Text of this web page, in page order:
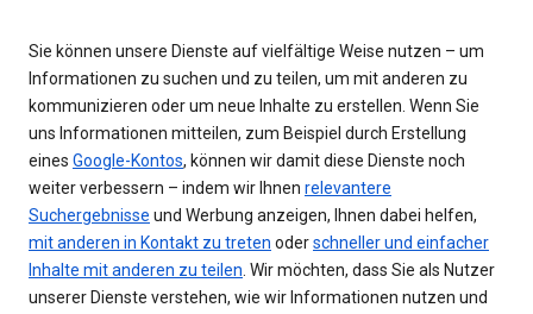
Sie können unsere Dienste auf vielfältige Weise nutzen – um
Informationen zu suchen und zu teilen, um mit anderen zu
kommunizieren oder um neue Inhalte zu erstellen. Wenn Sie
uns Informationen mitteilen, zum Beispiel durch Erstellung
eines Google-Kontos, können wir damit diese Dienste noch
weiter verbessern – indem wir Ihnen relevantere
Suchergebnisse und Werbung anzeigen, Ihnen dabei helfen,
mit anderen in Kontakt zu treten oderschneller und einfacher
Inhalte mit anderen zu teilen. Wir möchten, dass Sie als Nutzer
unserer Dienste verstehen, wie wir Informationen nutzen und